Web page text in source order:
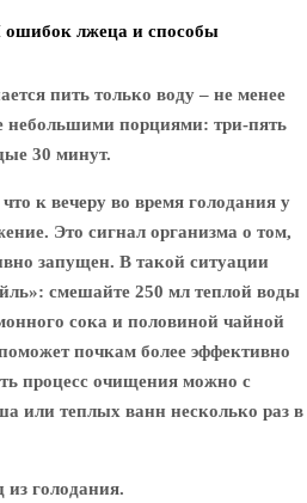
лжеца и способы
пить только воду – не менее
небольшими порциями: три-пять
30 минут.
к вечеру во время голодания у
Это сигнал организма о том,
запущен. В такой ситуации
смешайте 250 мл теплой воды
сока и половиной чайной
почкам более эффективно
процесс очищения можно с
или теплых ванн несколько раз в
голодания.